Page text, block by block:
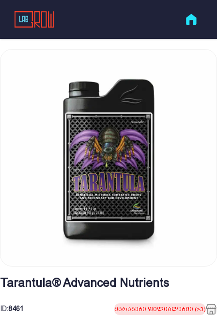
Tarantula® Advanced Nutrients
ID:8461 მარაგები ფილიალებში (>3)